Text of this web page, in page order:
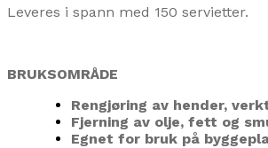
Leveres i spann med 150 servietter.
BRUKSOMRÅDE
Rengjøring av hender,
Fjerning av olje, fett og
Egnet for bruk på